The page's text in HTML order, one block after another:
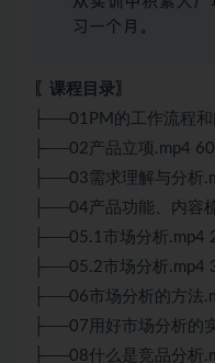
〖课程目录〗
├──01PM的工作流程
├──02产品立项.mp4
├──03需求理解与分析
├──04产品功能、内容
├──05.1市场分析.mp4
├──05.2市场分析.mp4
├──06市场分析的方法
├──07用好市场分析的
├──08什么是竞品分析